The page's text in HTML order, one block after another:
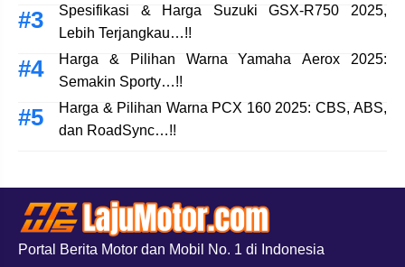
Spesifikasi & Harga Suzuki GSX-R750 2025,
Lebih Terjangkau…!!
Harga & Pilihan Warna Yamaha Aerox 2025:
Semakin Sporty…!!
Harga & Pilihan Warna PCX 160 2025: CBS, ABS,
dan RoadSync…!!
Portal Berita Motor dan Mobil No. 1 di Indonesia